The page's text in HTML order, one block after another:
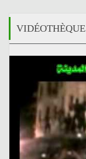
VIDÉOTHÈQUE